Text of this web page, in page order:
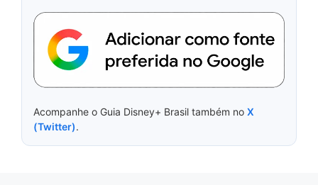
Acompanhe o Guia Disney+ Brasil também no X
(Twitter).